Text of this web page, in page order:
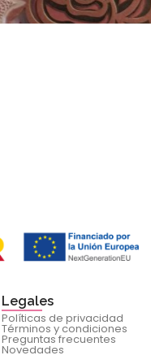
Legales
Políticas de privacidad
Términos y condiciones
Preguntas frecuentes
Novedades